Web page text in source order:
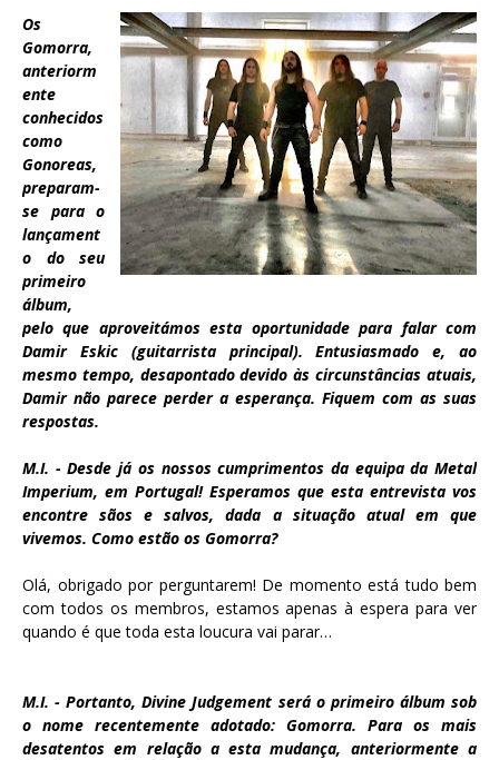
Os
Gomorra,
anteriorm
ente
conhecidos
como
Gonoreas,
preparam-
se para o
lançament
o do seu
primeiro
álbum,
pelo que aproveitámos esta oportunidade para falar com
Damir Eskic (guitarrista principal). Entusiasmado e, ao
mesmo tempo, desapontado devido às circunstâncias atuais,
Damir não parece perder a esperança. Fiquem com as suas
respostas.
M.I. - Desde já os nossos cumprimentos da equipa da Metal
Imperium, em Portugal! Esperamos que esta entrevista vos
encontre sãos e salvos, dada a situação atual em que
vivemos. Como estão os Gomorra?
Olá, obrigado por perguntarem! De momento está tudo bem
com todos os membros, estamos apenas à espera para ver
quando é que toda esta loucura vai parar…
M.I. - Portanto, Divine Judgement será o primeiro álbum sob
o nome recentemente adotado: Gomorra. Para os mais
desatentos em relação a esta mudança, anteriormente a